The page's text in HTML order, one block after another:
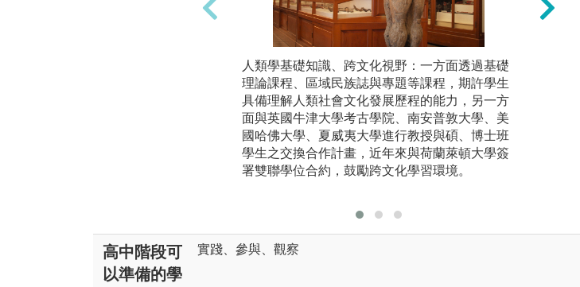
人類學基礎知識、跨文化視野：一方面透過基礎
理論課程、區域民族誌與專題等課程，期許學生
具備理解人類社會文化發展歷程的能力，另一方
面與英國牛津大學考古學院、南安普敦大學、美
國哈佛大學、夏威夷大學進行教授與碩、博士班
學生之交換合作計畫，近年來與荷蘭萊頓大學簽
署雙聯學位合約，鼓勵跨文化學習環境。
高中階段可
以準備的學
實踐、參與、觀察